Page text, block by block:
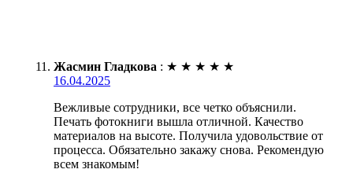
Жасмин Гладкова : ★ ★ ★ ★ ★
16.04.2025
Вежливые сотрудники, все четко объяснили.
Печать фотокниги вышла отличной. Качество
материалов на высоте. Получила удовольствие от
процесса. Обязательно закажу снова. Рекомендую
всем знакомым!